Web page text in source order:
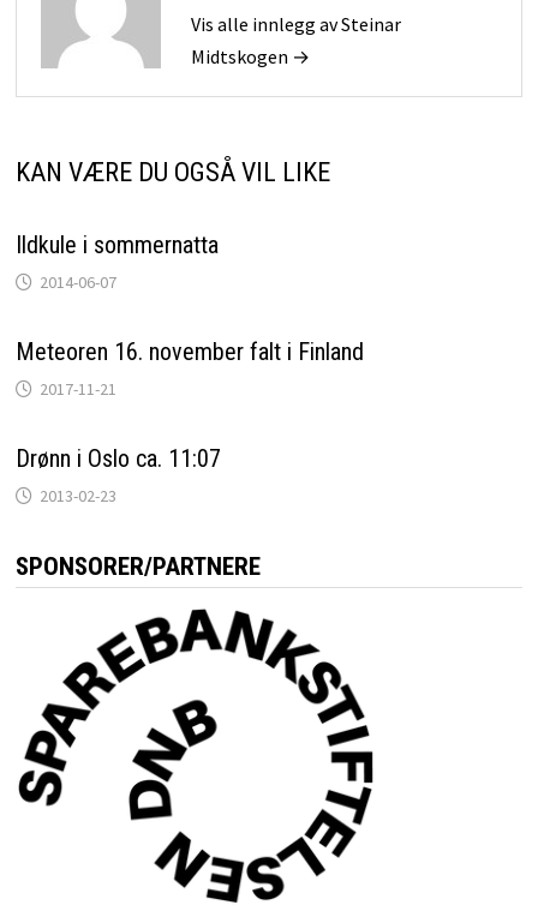
Vis alle innlegg av Steinar
Midtskogen →
KAN VÆRE DU OGSÅ VIL LIKE
Ildkule i sommernatta
2014-06-07
Meteoren 16. november falt i Finland
2017-11-21
Drønn i Oslo ca. 11:07
2013-02-23
SPONSORER/PARTNERE